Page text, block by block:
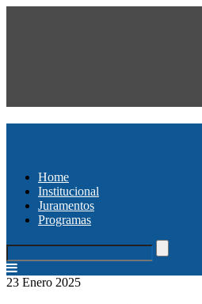
Home
Institucional
Juramentos
Programas
23 Enero 2025